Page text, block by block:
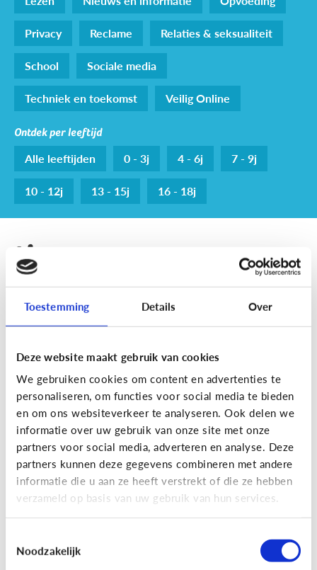
Toestemming Details Over
Deze website maakt gebruik van cookies
We gebruiken cookies om content en advertenties te
personaliseren, om functies voor social media te bieden
en om ons websiteverkeer te analyseren. Ook delen we
informatie over uw gebruik van onze site met onze
partners voor social media, adverteren en analyse. Deze
partners kunnen deze gegevens combineren met andere
informatie die u aan ze heeft verstrekt of die ze hebben
verzameld op basis van uw gebruik van hun services.
Noodzakelijk
Privacy
Reclame
Relaties & seksualiteit
School
Sociale media
Techniek en toekomst
Veilig Online
Ontdek per leeftijd
Alle leeftijden 0 - 3j 4 - 6j
7 - 9j
10 - 12j
13 - 15j 16 - 18j
tieners
Fun met media
Leuke apps voor tieners om de
zomer door te komen
Geef je kind een duwtje in de rug met deze leuke
apps tegen verveling, waar ze op eigen houtje
mee aan de slag kunnen.
Veilig online: hoe doe ik dat?